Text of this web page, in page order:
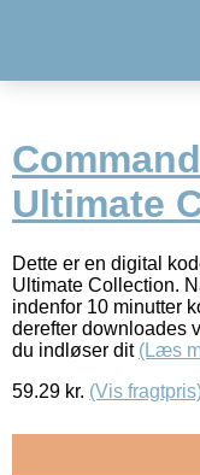
Ultimate
Dette er en digital
Ultimate Collection.
indenfor 10 minutter
derefter downloades
du indløser dit (Læs
59.29 kr. (Vis